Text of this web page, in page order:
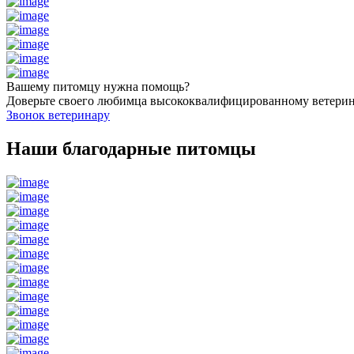
Вашему питомцу нужна помощь?
Доверьте своего любимца высококвалифицированному
Звонок ветеринару
Наши благодарные питомцы